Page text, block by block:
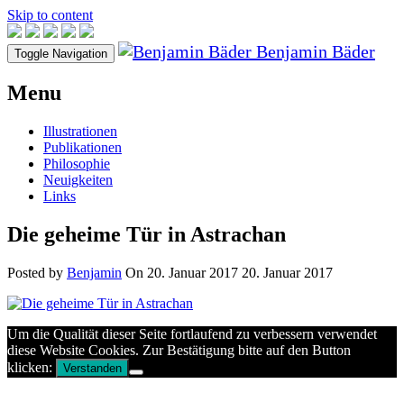
Skip to content
Toggle Navigation Benjamin Bäder
Menu
Illustrationen
Publikationen
Philosophie
Neuigkeiten
Links
Die geheime Tür in Astrachan
Posted by Benjamin On 20. Januar 2017 20. Januar 2017
Um die Qualität dieser Seite fortlaufend zu verbessern verwendet
diese Website Cookies. Zur Bestätigung bitte auf den Button
klicken:
Verstanden